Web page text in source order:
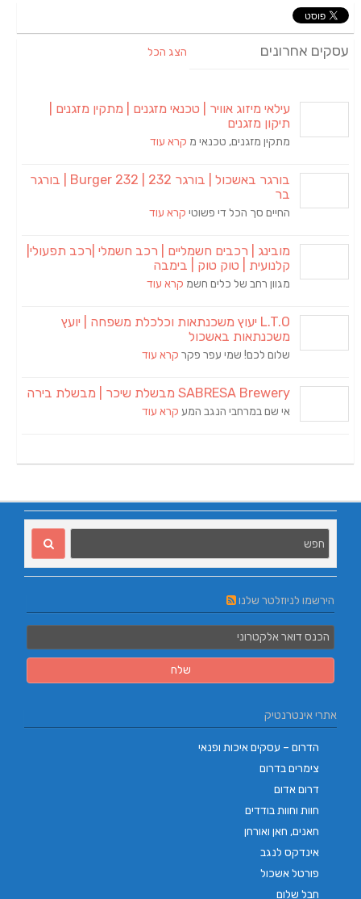
עסקים אחרונים הצג הכל
עילאי מיזוג אוויר | טכנאי מזגנים | מתקין מזגנים |
תיקון מזגנים
מתקין מזגנים, טכנאי מ קרא עוד
בורגר באשכול | בורגר 232 | Burger 232 | בורגר
בר
החיים סך הכל די פשוטי קרא עוד
מובינג | רכבים חשמליים | רכב חשמלי |רכב תפעולי|
קלנועית | טוק טוק | בימבה
מגוון רחב של כלים חשמ קרא עוד
L.T.O יעוץ משכנתאות וכלכלת משפחה | יועץ
משכנתאות באשכול
שלום לכם! שמי עפר פקר קרא עוד
SABRESA Brewery מבשלת שיכר | מבשלת בירה
אי שם במרחבי הנגב המע קרא עוד
הירשמו לניוזלטר שלנו
אתרי אינטרנטיק
הדרום – עסקים איכות ופנאי
צימרים בדרום
דרום אדום
חוות וחוות בודדים
חאנים, חאן ואורחן
אינדקס לנגב
פורטל אשכול
חבל שלום